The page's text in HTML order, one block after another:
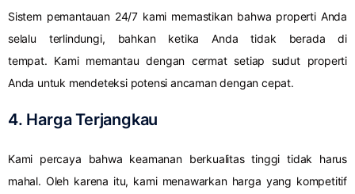
Sistem pemantauan 24/7 kami memastikan bahwa properti Anda
selalu terlindungi, bahkan ketika Anda tidak berada di
tempat. Kami memantau dengan cermat setiap sudut properti
Anda untuk mendeteksi potensi ancaman dengan cepat.
4. Harga Terjangkau
Kami percaya bahwa keamanan berkualitas tinggi tidak harus
mahal. Oleh karena itu, kami menawarkan harga yang kompetitif